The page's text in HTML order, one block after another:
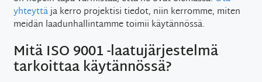
yhteyttäja kerro projektisi tiedot, niin kerromme, miten
meidän laadunhallintamme toimii käytännössä.
Mitä ISO 9001 -laatujärjestelmä
tarkoittaa käytännössä?